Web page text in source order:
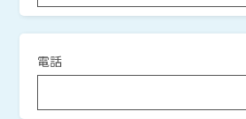
電話